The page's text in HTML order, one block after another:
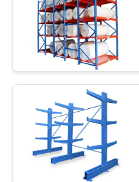
करें
साइटमैप
PRIVACY
POLICY